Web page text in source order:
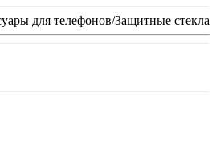
для телефонов/Защитные стекла